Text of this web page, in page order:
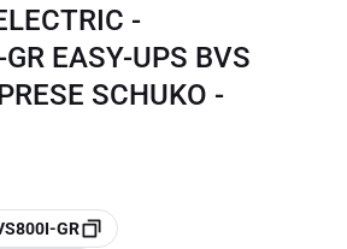
-
EASY-UPS BVS
SCHUKO -
GR